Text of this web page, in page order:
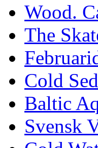
Wood.
The
Cold
Baltic
Svensk